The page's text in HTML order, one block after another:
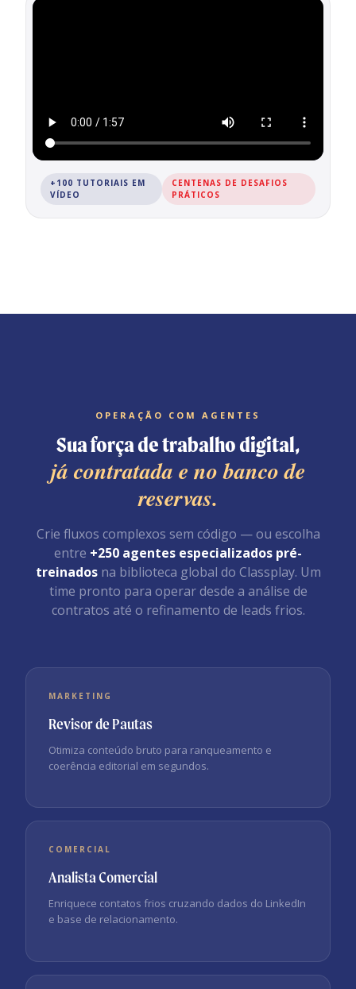
+100 TUTORIAIS EM
VÍDEO
CENTENAS DE DESAFIOS
PRÁTICOS
OPERAÇÃO COM AGENTES
Sua força de trabalho digital,
já contratada e no banco de
reservas.
Crie fluxos complexos sem código — ou escolha
entre +250 agentes especializados pré-
treinadosna biblioteca global do Classplay. Um
time pronto para operar desde a análise de
contratos até o refinamento de leads frios.
MARKETING
Revisor de Pautas
Otimiza conteúdo bruto para ranqueamento e
coerência editorial em segundos.
COMERCIAL
Analista Comercial
Enriquece contatos frios cruzando dados do LinkedIn
e base de relacionamento.